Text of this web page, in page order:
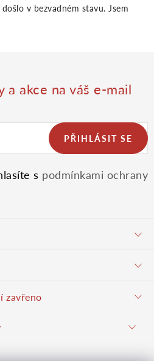
v bezvadném stavu. Jsem
a akce na váš e-mail
s podmínkami ochrany
PŘIHLÁSIT SE
zavřeno